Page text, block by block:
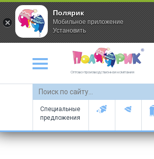
Оптово-производственная компания
Специальные
предложения
Полярик
Мобильное приложение
Установить